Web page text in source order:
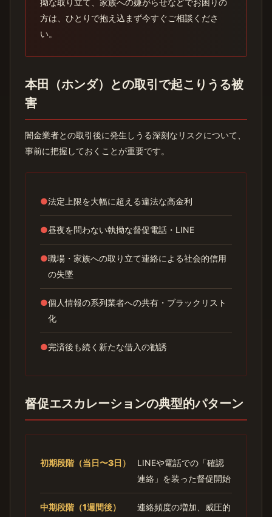
拗な取り立て、家族への嫌がらせなどでお困りの
方は、ひとりで抱え込まず今すぐご相談くださ
い。
本田（ホンダ）との取引で起こりうる被
害
闇金業者との取引後に発生しうる深刻なリスクについて、
事前に把握しておくことが重要です。
●法定上限を大幅に超える違法な高金利
●昼夜を問わない執拗な督促電話・LINE
●職場・家族への取り立て連絡による社会的信用
の失墜
●個人情報の系列業者への共有・ブラックリスト
化
●完済後も続く新たな借入の勧誘
督促エスカレーションの典型的パターン
初期段階（当日〜3日）
LINEや電話での「確認
連絡」を装った督促開始
中期段階（1週間後）
連絡頻度の増加、威圧的